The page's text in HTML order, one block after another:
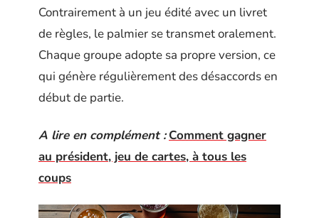
Contrairement à un jeu édité avec un livret
de règles, le palmier se transmet oralement.
Chaque groupe adopte sa propre version, ce
qui génère régulièrement des désaccords en
début de partie.
A lire en complément : Comment gagner
au président, jeu de cartes, à tous les
coups